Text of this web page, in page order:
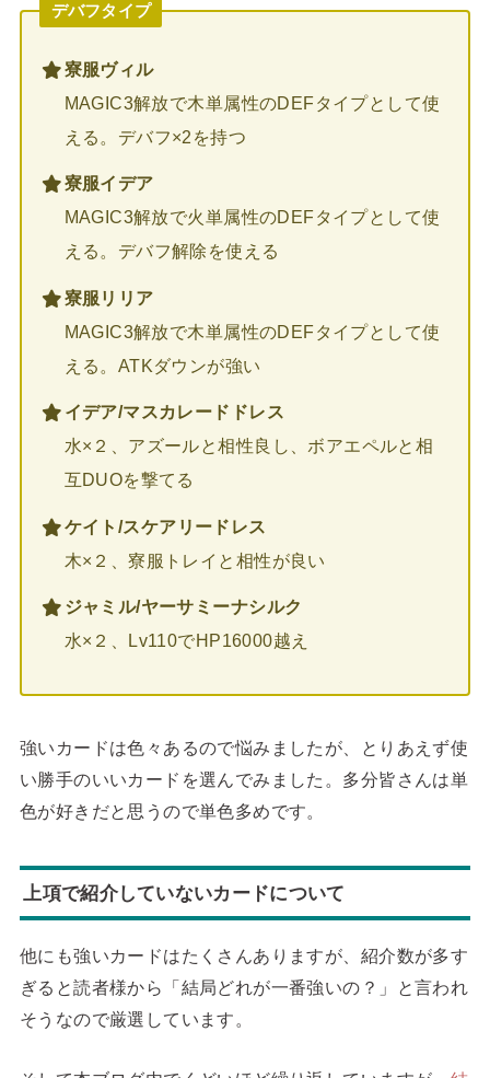
デバフタイプ
寮服ヴィル
MAGIC3解放で木単属性のDEFタイプとして使
える。デバフ×2を持つ
寮服イデア
MAGIC3解放で火単属性のDEFタイプとして使
える。デバフ解除を使える
寮服リリア
MAGIC3解放で木単属性のDEFタイプとして使
える。ATKダウンが強い
イデア/マスカレードドレス
水×２、アズールと相性良し、ボアエペルと相
互DUOを撃てる
ケイト /スケアリードレス
木×２、寮服トレイと相性が良い
ジャミル/ヤーサミーナシルク
水×２、Lv110でHP16000越え
強いカードは色々あるので悩みましたが、とりあえず使
い勝手のいいカードを選んでみました。多分皆さんは単
色が好きだと思うので単色多めです。
上項で紹介していないカードについて
他にも強いカードはたくさんありますが、紹介数が多す
ぎると読者様から「結局どれが一番強いの？」と言われ
そうなので厳選しています。